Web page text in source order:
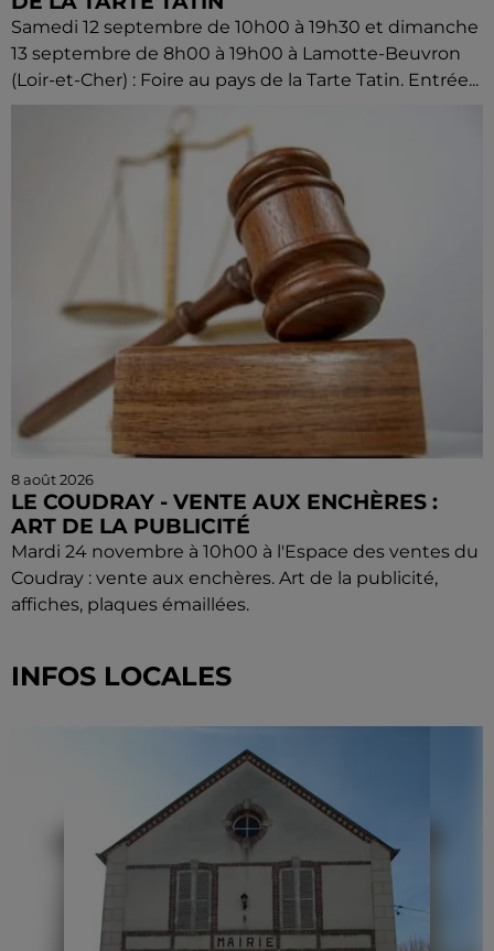
Samedi 12 septembre de 10h00 à 19h30 et dimanche
13 septembre de 8h00 à 19h00 à Lamotte-Beuvron
(Loir-et-Cher) : Foire au pays de la Tarte Tatin. Entrée...
8 août 2026
LE COUDRAY - VENTE AUX ENCHÈRES :
ART DE LA PUBLICITÉ
Mardi 24 novembre à 10h00 à l'Espace des ventes du
Coudray : vente aux enchères. Art de la publicité,
affiches, plaques émaillées.
INFOS LOCALES